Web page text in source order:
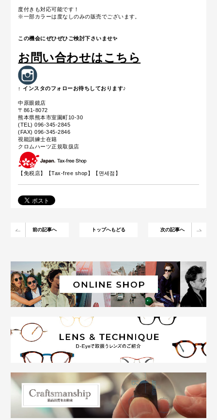
度付きも対応可能です！
※一部カラーは度なしのみの販売でございます。
この機会にぜひぜひご検討下さいませ✨
お問い合わせはこちら
↑ インスタのフォローお待ちしております♪
中原眼鏡店
〒861-8072
熊本県熊本市室園町10-30
(TEL) 096-345-2845
(FAX) 096-345-2846
視能訓練士在籍
クロムハーツ正規取扱店
【免税店】【Tax-free shop】【면세점】
前の記事へ トップへもどる 次の記事へ